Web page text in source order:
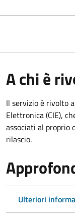
A chi è
Il servizio è rivolto
Elettronica (CIE),
associati al proprio
rilascio.
Ulteriori